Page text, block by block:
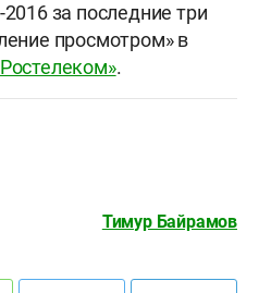
за последние три
просмотром» в
.
Тимур Байрамов